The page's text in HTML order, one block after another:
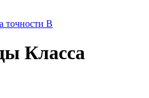
точности В
Класса